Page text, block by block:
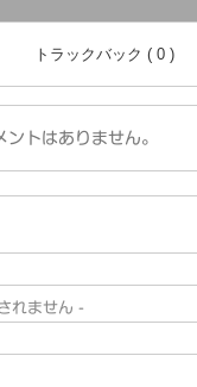
トラックバック ( 0 )
トはありません。
れません -